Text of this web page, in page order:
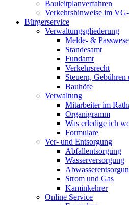
Bauleitplanverfahren
Verkehrshinweise im
Bürgerservice
Verwaltungsgliederung
Melde- &
Standesamt
Fundamt
Verkehrsrecht
Steuern, Gebühren
Bauhöfe
Verwaltung
Mitarbeiter im
Organigramm
Was erledige ich
Formulare
Ver- und Entsorgung
Abfallentsorgung
Wasserversorgung
Strom und Gas
Kaminkehrer
Online Service